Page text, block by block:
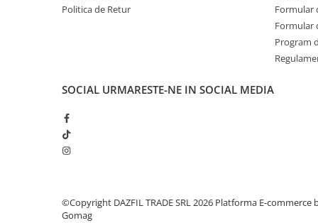
Politica de Retur
Formular
Formular
Program
SOCIAL URMARESTE-NE IN SOCIAL MEDIA
©Copyright DAZFIL TRADE SRL 2026 Platforma E-commerce
Gomag